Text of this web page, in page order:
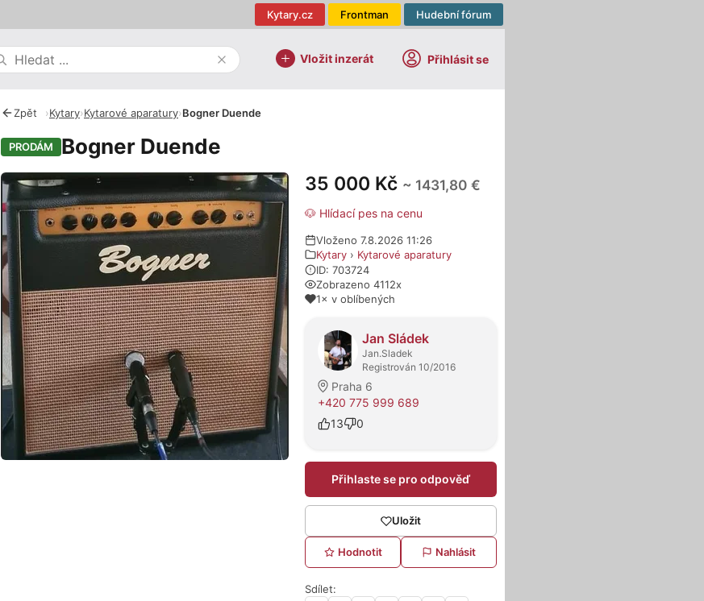
Hudební fórum
Frontman
Kytary.cz
Vložit inzerát Přihlásit se
Zpět ›Kytary›Kytarové aparatury›Bogner Duende
PRODÁM Bogner Duende
Fotografie 35 000 Kč ~ 1431,80 €
🐶 Hlídací pes na cenu
Vloženo 7.8.2026 11:26
Kytary › Kytarové aparatury
ID: 703724
Zobrazeno 4112x
1× v oblíbených
O prodejci
Jan Sládek
Jan.Sladek
Registrován 10/2016
Praha 6
+420 775 999 689
13
0
Přihlaste se pro odpověď
Uložit
Hodnotit Nahlásit
Sdílet: